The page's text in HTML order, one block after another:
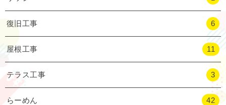
復旧工事 6
屋根工事 11
テラス工事 3
らーめん 42